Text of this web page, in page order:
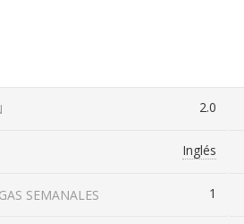
2.0
Inglés
SEMANALES 1